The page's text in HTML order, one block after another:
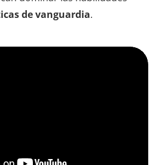
de vanguardia.